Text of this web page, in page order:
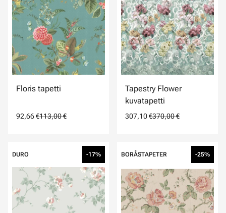
Floris tapetti
92,66 €113,00 €
Tapestry Flower
kuvatapetti
307,10 €370,00 €
DURO -17% BORÅSTAPETER -25%